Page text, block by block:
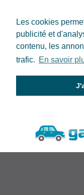
Les cookies
publicité et
contenu, les
trafic. En savoir